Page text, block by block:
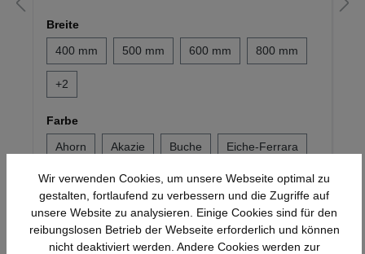
Breite
400 mm
500 mm 600 mm 800 mm
+2
Farbe
Ahorn
Akazie Buche Eiche-Ferrara
+6
20,47 €*
Wir verwenden Cookies, um unsere Webseite optimal zu
gestalten, fortlaufend zu verbessern und die Zugriffe auf
unsere Website zu analysieren. Einige Cookies sind für den
reibungslosen Betrieb der Webseite erforderlich und können
nicht deaktiviert werden. Andere Cookies werden zur